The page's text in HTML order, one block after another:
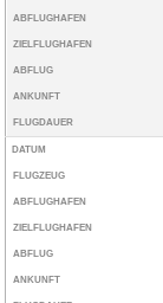
ABFLUGHAFEN
ZIELFLUGHAFEN
ABFLUG
ANKUNFT
FLUGDAUER
DATUM
FLUGZEUG
ABFLUGHAFEN
ZIELFLUGHAFEN
ABFLUG
ANKUNFT